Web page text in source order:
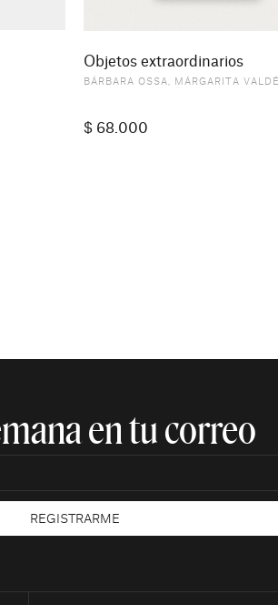
Objetos extraordinarios
BÁRBARA OSSA, MÁRGARITA
$ 68.000
en tu correo​
REGISTRARME